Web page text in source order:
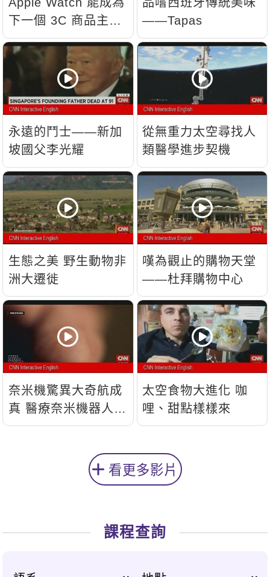
下一個 3C 商品主
流？
——Tapas
永遠的鬥士——新加
坡國父李光耀
從無重力太空尋找人
類醫學進步契機
生態之美 野生動物非
洲大遷徙
嘆為觀止的購物天堂
——杜拜購物中心
奈米機驚異大奇航成
真 醫療奈米機器人問
世
太空食物大進化 咖
哩、甜點樣樣來
看更多影片
課程查詢